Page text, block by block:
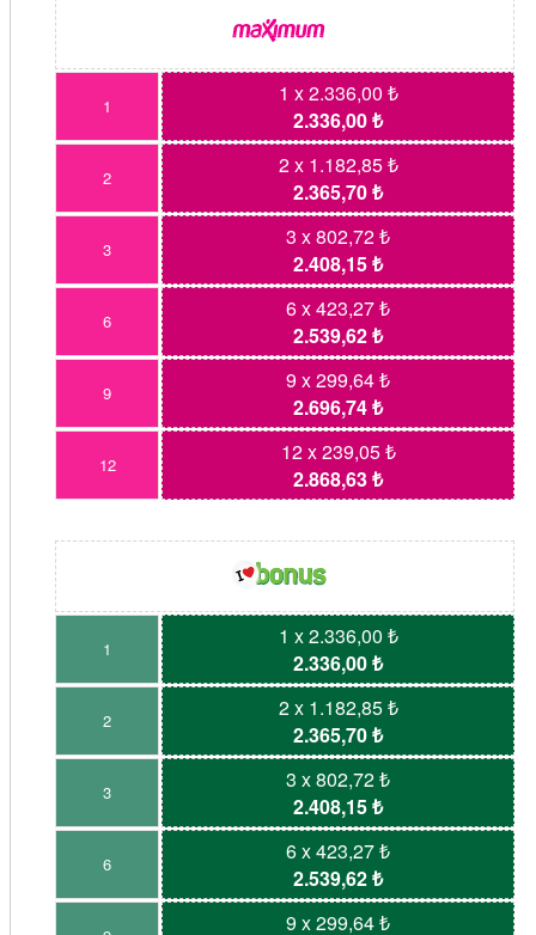
1
1 x 2.336,00 ₺
2.336,00 ₺
2
2 x 1.182,85 ₺
2.365,70 ₺
3
3 x 802,72 ₺
2.408,15 ₺
6
6 x 423,27 ₺
2.539,62 ₺
9
9 x 299,64 ₺
2.696,74 ₺
12
12 x 239,05 ₺
2.868,63 ₺
1
1 x 2.336,00 ₺
2.336,00 ₺
2
2 x 1.182,85 ₺
2.365,70 ₺
3
3 x 802,72 ₺
2.408,15 ₺
6
6 x 423,27 ₺
2.539,62 ₺
9 x 299,64 ₺